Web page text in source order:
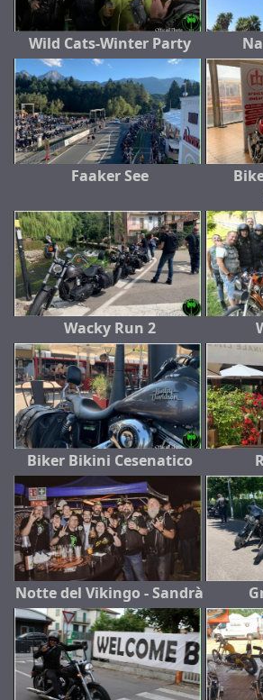
Wild Cats-Winter Party
Faaker See
Wacky Run 2
Biker Bikini Cesenatico
Notte del Vikingo - Sandrà